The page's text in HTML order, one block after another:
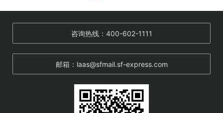
咨询热线：400-602-1111
邮箱：laas@sfmail.sf-express.com